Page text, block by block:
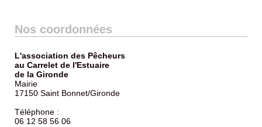
Nos coordonnées
L'association des Pêcheurs
au Carrelet de l'Estuaire
de la Gironde
Mairie
17150 Saint Bonnet/Gironde
Téléphone :
06 12 58 56 06